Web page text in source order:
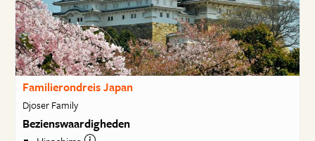
Familierondreis Japan
Djoser Family
Bezienswaardigheden